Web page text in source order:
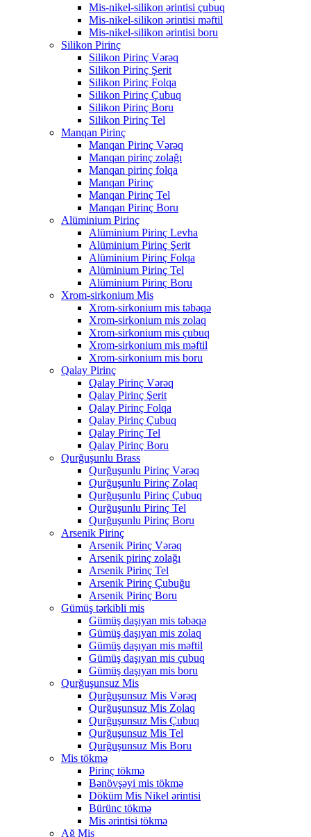
Mis-nikel-silikon ərintisi çubuq
Mis-nikel-silikon ərintisi məftil
Mis-nikel-silikon ərintisi boru
Silikon Pirinç
Silikon Pirinç Vərəq
Silikon Pirinç Şerit
Silikon Pirinç Folqa
Silikon Pirinç Çubuq
Silikon Pirinç Boru
Silikon Pirinç Tel
Manqan Pirinç
Manqan Pirinç Vərəq
Manqan pirinç zolağı
Manqan pirinç folqa
Manqan Pirinç
Manqan Pirinç Tel
Manqan Pirinç Boru
Alüminium Pirinç
Alüminium Pirinç Levha
Alüminium Pirinç Şerit
Alüminium Pirinç Folqa
Alüminium Pirinç Tel
Alüminium Pirinç Boru
Xrom-sirkonium Mis
Xrom-sirkonium mis təbəqə
Xrom-sirkonium mis zolaq
Xrom-sirkonium mis çubuq
Xrom-sirkonium mis məftil
Xrom-sirkonium mis boru
Qalay Pirinç
Qalay Pirinç Vərəq
Qalay Pirinç Şerit
Qalay Pirinç Folqa
Qalay Pirinç Çubuq
Qalay Pirinç Tel
Qalay Pirinç Boru
Qurğuşunlu Brass
Qurğuşunlu Pirinç Vərəq
Qurğuşunlu Pirinç Zolaq
Qurğuşunlu Pirinç Çubuq
Qurğuşunlu Pirinç Tel
Qurğuşunlu Pirinç Boru
Arsenik Pirinç
Arsenik Pirinç Vərəq
Arsenik pirinç zolağı
Arsenik Pirinç Tel
Arsenik Pirinç Çubuğu
Arsenik Pirinç Boru
Gümüş tərkibli mis
Gümüş daşıyan mis təbəqə
Gümüş daşıyan mis zolaq
Gümüş daşıyan mis məftil
Gümüş daşıyan mis çubuq
Gümüş daşıyan mis boru
Qurğuşunsuz Mis
Qurğuşunsuz Mis Vərəq
Qurğuşunsuz Mis Zolaq
Qurğuşunsuz Mis Çubuq
Qurğuşunsuz Mis Tel
Qurğuşunsuz Mis Boru
Mis tökmə
Pirinç tökmə
Bənövşəyi mis tökmə
Döküm Mis Nikel ərintisi
Bürünc tökmə
Mis ərintisi tökmə
Ağ Mis